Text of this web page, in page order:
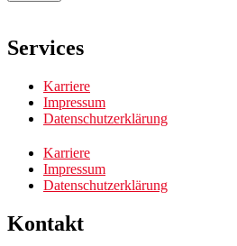
Services
Karriere
Impressum
Datenschutzerklärung
Karriere
Impressum
Datenschutzerklärung
Kontakt